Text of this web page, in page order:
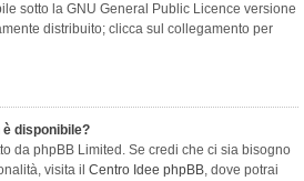
sotto la GNU General Public Licence versione
distribuito; clicca sul collegamento per
disponibile?
da phpBB Limited. Se credi che ci sia bisogno
visita il Centro Idee phpBB, dove potrai